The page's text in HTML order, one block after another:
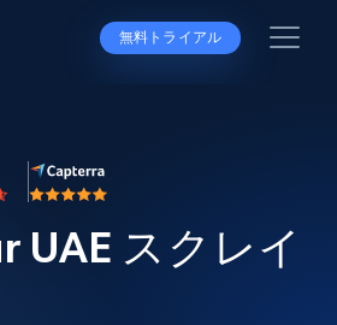
無料トライアル
UAE スクレイ